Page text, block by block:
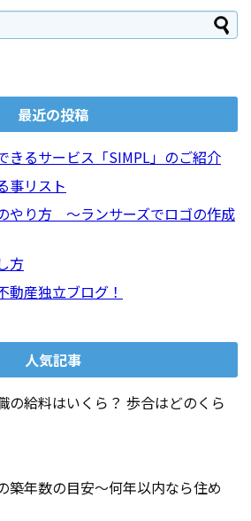
最近の投稿
きるサービス「SIMPL」のご紹介
事リスト
やり方 ～ランサーズでロゴの作成
方
動産独立ブログ！
人気記事
の給料はいくら？ 歩合はどのくら
築年数の目安～何年以内なら住め